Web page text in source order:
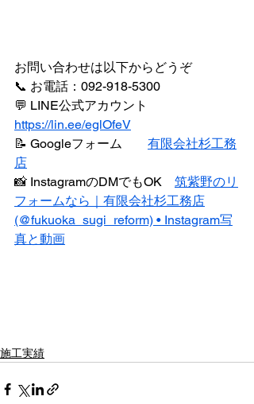
お問い合わせは以下からどうぞ
📞 お電話：092-918-5300
💬 LINE公式アカウント
https://lin.ee/eglOfeV
📝 Googleフォーム 有限会社杉工務
店
📸 InstagramのDMでもOK 筑紫野のリ
フォームなら｜有限会社杉工務店
(@fukuoka_sugi_reform) • Instagram写
真と動画
施工実績